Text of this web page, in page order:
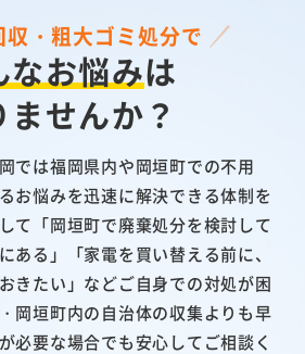
収・粗大ゴミ処分で
なお悩みは
ませんか？
では福岡県内や岡垣町での不用
お悩みを迅速に解決できる体制を
て「岡垣町で廃棄処分を検討して
ある」「家電を買い替える前に、
きたい」などご自身での対処が困
岡垣町内の自治体の収集よりも早
必要な場合でも安心してご相談く